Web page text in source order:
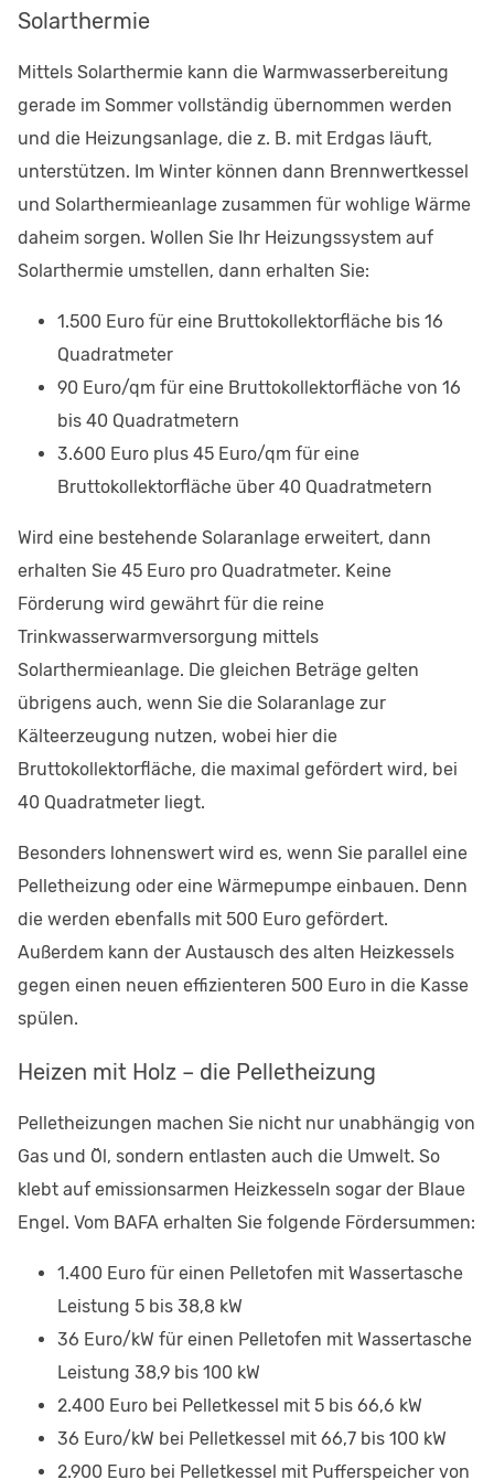
Solarthermie
Mittels Solarthermie kann die Warmwasserbereitung
gerade im Sommer vollständig übernommen werden
und die Heizungsanlage, die z. B. mit Erdgas läuft,
unterstützen. Im Winter können dann Brennwertkessel
und Solarthermieanlage zusammen für wohlige Wärme
daheim sorgen. Wollen Sie Ihr Heizungssystem auf
Solarthermie umstellen, dann erhalten Sie:
1.500 Euro für eine Bruttokollektorfläche bis 16
Quadratmeter
90 Euro/qm für eine Bruttokollektorfläche von 16
bis 40 Quadratmetern
3.600 Euro plus 45 Euro/qm für eine
Bruttokollektorfläche über 40 Quadratmetern
Wird eine bestehende Solaranlage erweitert, dann
erhalten Sie 45 Euro pro Quadratmeter. Keine
Förderung wird gewährt für die reine
Trinkwasserwarmversorgung mittels
Solarthermieanlage. Die gleichen Beträge gelten
übrigens auch, wenn Sie die Solaranlage zur
Kälteerzeugung nutzen, wobei hier die
Bruttokollektorfläche, die maximal gefördert wird, bei
40 Quadratmeter liegt.
Besonders lohnenswert wird es, wenn Sie parallel eine
Pelletheizung oder eine Wärmepumpe einbauen. Denn
die werden ebenfalls mit 500 Euro gefördert.
Außerdem kann der Austausch des alten Heizkessels
gegen einen neuen effizienteren 500 Euro in die Kasse
spülen.
Heizen mit Holz – die Pelletheizung
Pelletheizungen machen Sie nicht nur unabhängig von
Gas und Öl, sondern entlasten auch die Umwelt. So
klebt auf emissionsarmen Heizkesseln sogar der Blaue
Engel. Vom BAFA erhalten Sie folgende Fördersummen:
1.400 Euro für einen Pelletofen mit Wassertasche
Leistung 5 bis 38,8 kW
36 Euro/kW für einen Pelletofen mit Wassertasche
Leistung 38,9 bis 100 kW
2.400 Euro bei Pelletkessel mit 5 bis 66,6 kW
36 Euro/kW bei Pelletkessel mit 66,7 bis 100 kW
2.900 Euro bei Pelletkessel mit Pufferspeicher von